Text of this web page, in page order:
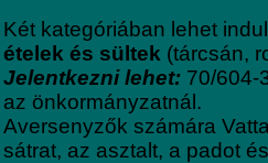
Két kategóriában lehet
ételek és sültek (tárcsán,
Jelentkezni lehet: 70/604-
az önkormányzatnál.
Aversenyzők számára
sátrat, az asztalt, a padot